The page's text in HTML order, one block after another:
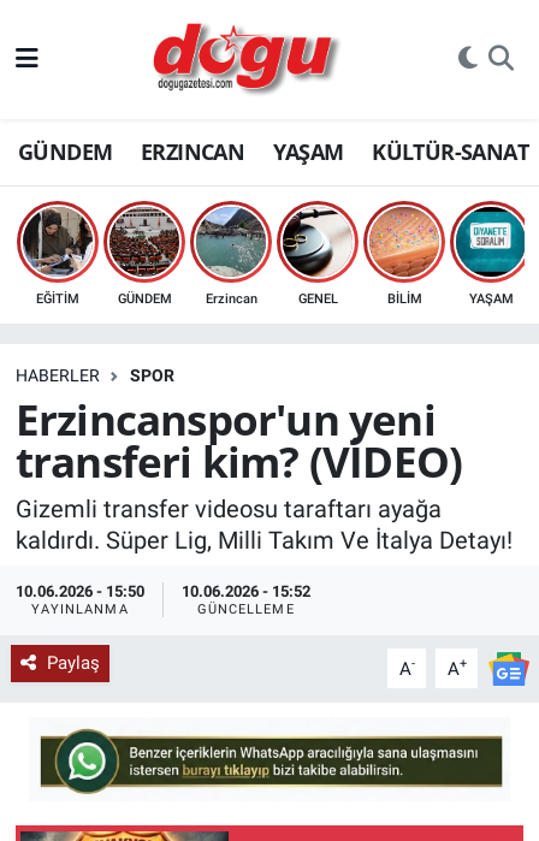
GÜNDEM ERZINCAN YAŞAM KÜLTÜR-SANAT
EĞİTİM GÜNDEM Erzincan GENEL BİLİM YAŞAM
HABERLER SPOR
Erzincanspor'un yeni
transferi kim? (VİDEO)
Gizemli transfer videosu taraftarı ayağa
kaldırdı. Süper Lig, Milli Takım Ve İtalya Detayı!
10.06.2026 - 15:50
YAYINLANMA
10.06.2026 - 15:52
GÜNCELLEME
Paylaş A- A+
ERZINCAN
GÜNDEM
ERZİNCAN FOTOĞRAFLARI
SAĞLIK
EKONOMİ
Bilim, teknoloji
GENEL
KÜLTÜR-SANAT
Yerel Haber
SPOR
YAŞAM